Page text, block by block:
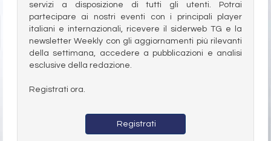
servizi a disposizione di tutti gli utenti. Potrai
partecipare ai nostri eventi con i principali player
italiani e internazionali, ricevere il siderweb TG e la
newsletter Weekly con gli aggiornamenti più rilevanti
della settimana, accedere a pubblicazioni e analisi
esclusive della redazione.
Registrati ora.
Registrati